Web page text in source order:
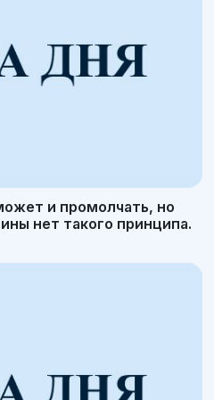
и промолчать, но
нет такого принципа.